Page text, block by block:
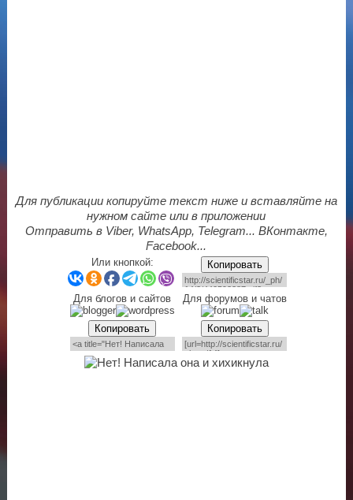
Для публикации копируйте текст ниже и вставляйте на
нужном сайте или в приложении
Отправить в Viber, WhatsApp, Telegram... ВКонтакте,
Facebook...
Или кнопкой: Копировать
Для блогов и сайтов Для форумов и чатов
Копировать Копировать